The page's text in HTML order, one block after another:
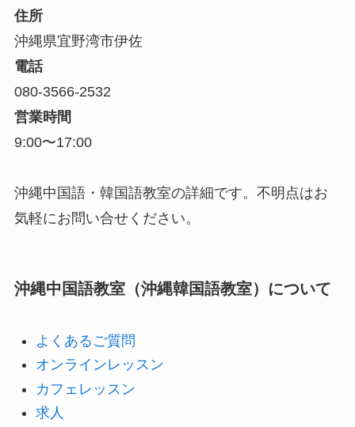
住所
沖縄県宜野湾市伊佐
電話
080-3566-2532
営業時間
9:00〜17:00
沖縄中国語・韓国語教室の詳細です。不明点はお
気軽にお問い合せください。
沖縄中国語教室（沖縄韓国語教室）について
よくあるご質問
オンラインレッスン
カフェレッスン
求人